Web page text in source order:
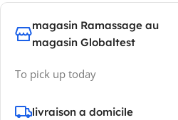
magasin Ramassage au
magasin Globaltest
To pick up today
livraison a domicile